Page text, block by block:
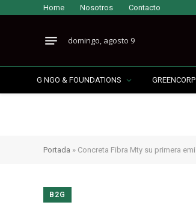
Home Nosotros Contacto
domingo, agosto 9
G NGO & FOUNDATIONS GREENCORP
Portada » Concreta Fibra Mty su primera
B2G